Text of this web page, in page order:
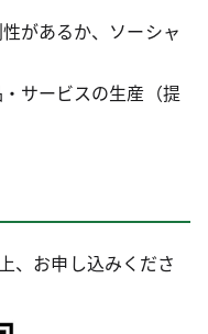
があるか、ソーシャ
サービスの生産（提
、お申し込みくださ